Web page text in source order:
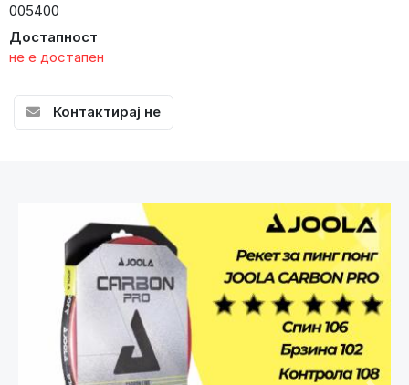
005400
Достапност
не е достапен
Контактирај не